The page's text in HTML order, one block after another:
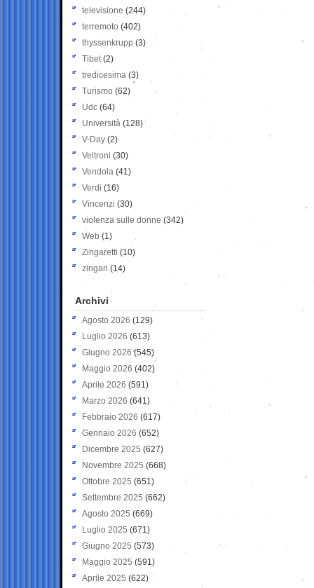
televisione(244)
terremoto (402)
thyssenkrupp (3)
Tibet(2)
tredicesima (3)
Turismo (62)
Udc (64)
Università (128)
V-Day (2)
Veltroni (30)
Vendola (41)
Verdi (16)
Vincenzi (30)
violenza sulle donne (342)
Web (1)
Zingaretti (10)
zingari (14)
Archivi
Agosto 2026 (129)
Luglio 2026 (613)
Giugno 2026 (545)
Maggio 2026 (402)
Aprile 2026 (591)
Marzo 2026 (641)
Febbraio 2026 (617)
Gennaio 2026 (652)
Dicembre 2025 (627)
Novembre 2025 (668)
Ottobre 2025 (651)
Settembre 2025 (662)
Agosto 2025 (669)
Luglio 2025 (671)
Giugno 2025 (573)
Maggio 2025 (591)
Aprile 2025 (622)